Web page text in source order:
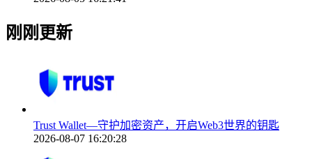
刚刚更新
Trust Wallet—守护加密资产，开启Web3世界的钥匙
2026-08-07 16:20:28